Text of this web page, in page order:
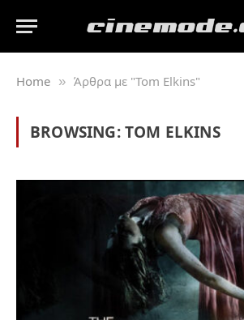
Home » Άρθρα με "Tom Elkins"
BROWSING:TOM ELKINS